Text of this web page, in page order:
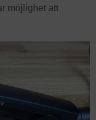
möjlighet att